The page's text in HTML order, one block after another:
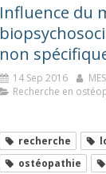
Influence du
non
14 Sep 2016
Recherche en
recherche
ostéopathie